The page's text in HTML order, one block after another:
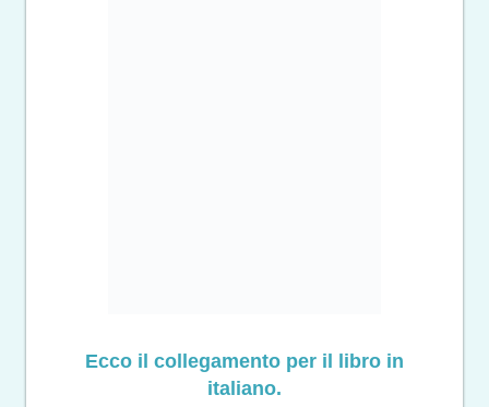
Ecco il collegamento per il libro in
italiano.